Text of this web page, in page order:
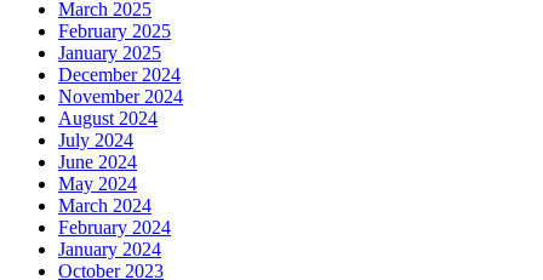
March 2025
February 2025
January 2025
December 2024
November 2024
August 2024
July 2024
June 2024
May 2024
March 2024
February 2024
January 2024
October 2023